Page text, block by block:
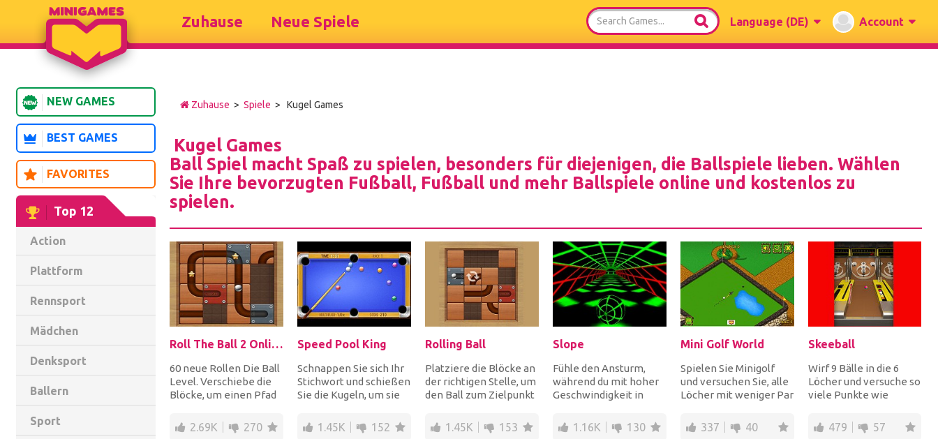
Language (DE) Account
Zuhause Neue Spiele
NEW GAMES
BEST GAMES
FAVORITES
Top 12
Action
Plattform
Rennsport
Mädchen
Denksport
Ballern
Sport
Zuhause > Spiele > Kugel Games
Kugel Games
Ball Spiel macht Spaß zu spielen, besonders für diejenigen, die Ballspiele lieben. Wählen
Sie Ihre bevorzugten Fußball, Fußball und mehr Ballspiele online und kostenlos zu
spielen.
Roll The Ball 2 Online
60 neue Rollen Die Ball
Level. Verschiebe die
Blöcke, um einen Pfad
Ball vom S...
2.69K 270
Speed Pool King
Schnappen Sie sich Ihr
Stichwort und schießen
Sie die Kugeln, um sie
stecken,...
1.45K 152
Rolling Ball
Platziere die Blöcke an
der richtigen Stelle, um
den Ball zum Zielpunkt
60 Ge...1.45K 153
Slope
Fühle den Ansturm,
während du mit hoher
Geschwindigkeit in
weiche Hindernissen...
1.16K 130
Mini Golf World
Spielen Sie Minigolf
und versuchen Sie, alle
Löcher mit weniger Par
jedes Level mi...
337 40
Skeeball
Wirf 9 Bälle in die 6
Löcher und versuche so
viele Punkte wie
indem du den Ball...
479 57